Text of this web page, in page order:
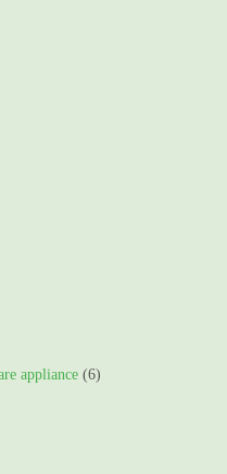
appliance (6)